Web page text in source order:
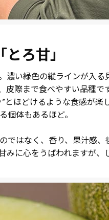
ろ甘」
濃い緑色の縦ラインが入る
皮際まで食べやすい品種で
とほどけるような食感が楽
個体もあるほど。
ではなく、香り、果汁感、
みに心をうばわれますが、